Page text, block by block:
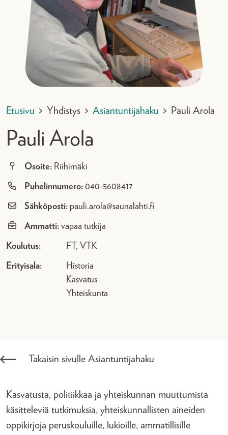
Etusivu > Yhdistys > Asiantuntijahaku > Pauli Arola
Pauli Arola
Osoite: Riihimäki
Puhelinnumero: 040-5608417
Sähköposti: pauli.arola@saunalahti.fi
Ammatti: vapaa tutkija
Koulutus: FT, VTK
Erityisala:
Historia
Kasvatus
Yhteiskunta
Takaisin sivulle Asiantuntijahaku
Kasvatusta, politiikkaa ja yhteiskunnan muuttumista
käsitteleviä tutkimuksia, yhteiskunnallisten aineiden
oppikirjoja peruskouluille, lukioille, ammatillisille